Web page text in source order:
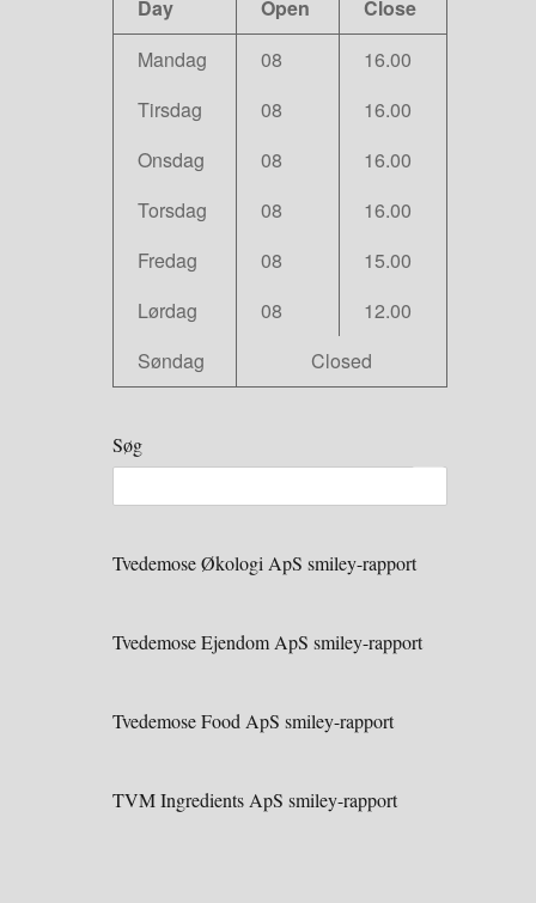
Day
Open
Close
Mandag
08
16.00
Tirsdag
08
16.00
Onsdag
08
16.00
Torsdag
08
16.00
Fredag
08
15.00
Lørdag
08
12.00
Søndag
Closed
Søg
Tvedemose Økologi ApS smiley-rapport
Tvedemose Ejendom ApS smiley-rapport
Tvedemose Food ApS smiley-rapport
TVM Ingredients ApS smiley-rapport